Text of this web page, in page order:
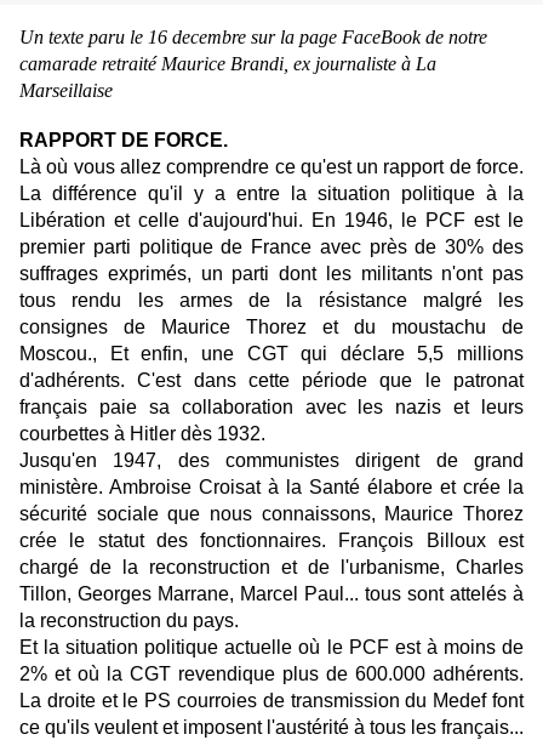
Un texte paru le 16 decembre sur la page FaceBook de notre
camarade retraité Maurice Brandi, ex journaliste à La
Marseillaise
RAPPORT DE FORCE.
Là où vous allez comprendre ce qu'est un rapport de force.
La différence qu'il y a entre la situation politique à la
Libération et celle d'aujourd'hui. En 1946, le PCF est le
premier parti politique de France avec près de 30% des
suffrages exprimés, un parti dont les militants n'ont pas
tous rendu les armes de la résistance malgré les
consignes de Maurice Thorez et du moustachu de
Moscou., Et enfin, une CGT qui déclare 5,5 millions
d'adhérents. C'est dans cette période que le patronat
français paie sa collaboration avec les nazis et leurs
courbettes à Hitler dès 1932.
Jusqu'en 1947, des communistes dirigent de grand
ministère. Ambroise Croisat à la Santé élabore et crée la
sécurité sociale que nous connaissons, Maurice Thorez
crée le statut des fonctionnaires. François Billoux est
chargé de la reconstruction et de l'urbanisme, Charles
Tillon, Georges Marrane, Marcel Paul... tous sont attelés à
la reconstruction du pays.
Et la situation politique actuelle où le PCF est à moins de
2% et où la CGT revendique plus de 600.000 adhérents.
La droite et le PS courroies de transmission du Medef font
ce qu'ils veulent et imposent l'austérité à tous les français...